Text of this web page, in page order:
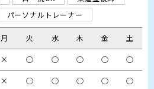
パーソナルトレーナー
月 火 水 木 金 土
× ○ ○ ○ ○ ○
× ○ ○ ○ ○ ○